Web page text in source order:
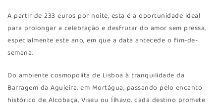
A partir de 233 euros por noite, esta é a oportunidade ideal
para prolongar a celebração e desfrutar do amor sem pressa,
especialmente este ano, em que a data antecede o fim-de-
semana.
Do ambiente cosmopolita de Lisboa à tranquilidade da
Barragem da Aguieira, em Mortágua, passando pelo encanto
histórico de Alcobaça, Viseu ou Ílhavo, cada destino promete